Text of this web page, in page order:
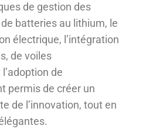
de gestion des
batteries au lithium, le
électrique, l’intégration
de voiles
de
permis de créer un
de l’innovation, tout en